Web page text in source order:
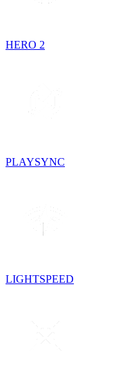
HERO 2
PLAYSYNC
LIGHTSPEED